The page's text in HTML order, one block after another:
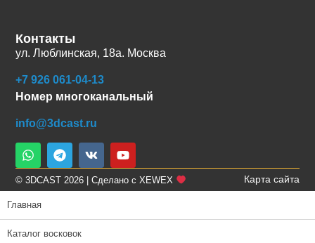
Контакты
ул. Люблинская, 18а. Москва
+7 926 061-04-13
Номер многоканальный
info@3dcast.ru
© 3DCAST 2026 | Сделано с XEWEX Карта сайта
Главная
Каталог восковок